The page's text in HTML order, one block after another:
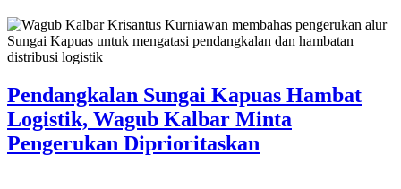
Pendangkalan Sungai Kapuas Hambat
Logistik, Wagub Kalbar Minta
Pengerukan Diprioritaskan